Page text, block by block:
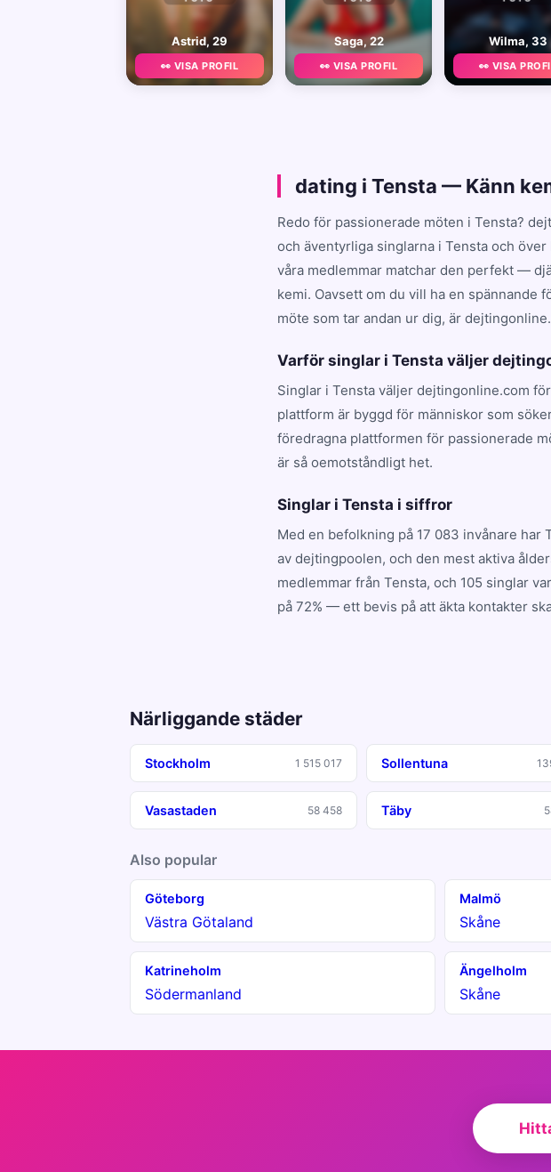
Astrid, 29
👀 VISA PROFIL
Saga, 22
👀 VISA PROFIL
Wilma, 33
👀 VISA
dating i Tensta — Känn
Redo för passionerade möten i Tensta?
och äventyrliga singlarna i Tensta och
våra medlemmar matchar den perfekt —
kemi. Oavsett om du vill ha en spännande
möte som tar andan ur dig, är
Varför singlar i Tensta väljer
Singlar i Tensta väljer dejtingonline.com
plattform är byggd för människor som
föredragna plattformen för passionerade
är så oemotståndligt het.
Singlar i Tensta i siffror
Med en befolkning på 17 083 invånare har
av dejtingpoolen, och den mest aktiva
medlemmar från Tensta, och 105 singlar
på 72% — ett bevis på att äkta kontakter
Närliggande städer
Stockholm 1 515 017 Sollentuna
Vasastaden 58 458 Täby
Also popular
Göteborg
Västra Götaland
Malmö
Skåne
Katrineholm
Södermanland
Ängelholm
Skåne